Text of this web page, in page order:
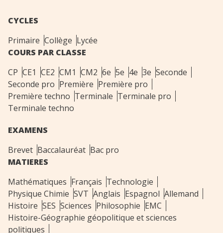
CYCLES
Primaire Collège Lycée
COURS PAR CLASSE
CP CE1 CE2 CM1 CM2 6e 5e 4e 3e Seconde
Seconde pro Première Première pro
Première techno Terminale Terminale pro
Terminale techno
EXAMENS
Brevet Baccalauréat Bac pro
MATIERES
Mathématiques Français Technologie
Physique Chimie SVT Anglais Espagnol Allemand
Histoire SES Sciences Philosophie EMC
Histoire-Géographie géopolitique et sciences
politiques